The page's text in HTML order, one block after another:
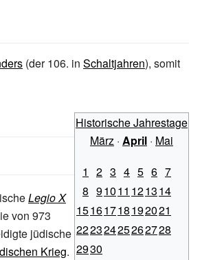
(der 106. in Schaltjahren), somit
Historische Jahrestage
März · April · Mai
1
2 3 4 5 6 7
8 91011 121314
15161718192021
22232425262728
2930
Legio X
von 973
jüdische
Krieg.